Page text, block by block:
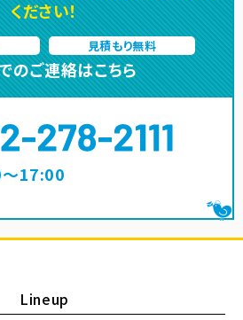
ください！
見積もり無料
のご連絡はこちら
～17:00
Lineup